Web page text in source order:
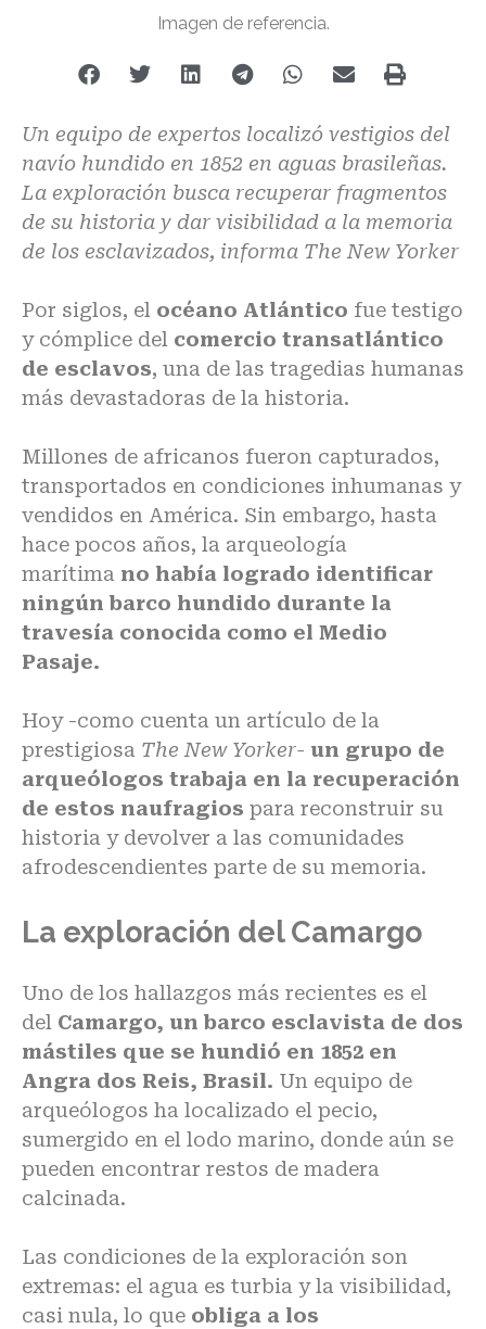
Imagen de referencia.
Un equipo de expertos localizó vestigios del
navío hundido en 1852 en aguas brasileñas.
La exploración busca recuperar fragmentos
de su historia y dar visibilidad a la memoria
de los esclavizados, informa The New Yorker
Por siglos, el océano Atlántico fue testigo
y cómplice del comercio transatlántico
de esclavos, una de las tragedias humanas
más devastadoras de la historia.
Millones de africanos fueron capturados,
transportados en condiciones inhumanas y
vendidos en América. Sin embargo, hasta
hace pocos años, la arqueología
marítima no había logrado identificar
ningún barco hundido durante la
travesía conocida como el Medio
Pasaje.
Hoy -como cuenta un artículo de la
prestigiosa The New Yorker- un grupo de
arqueólogos trabaja en la recuperación
de estos naufragios para reconstruir su
historia y devolver a las comunidades
afrodescendientes parte de su memoria.
La exploración del Camargo
Uno de los hallazgos más recientes es el
del Camargo, un barco esclavista de dos
mástiles que se hundió en 1852 en
Angra dos Reis, Brasil. Un equipo de
arqueólogos ha localizado el pecio,
sumergido en el lodo marino, donde aún se
pueden encontrar restos de madera
calcinada.
Las condiciones de la exploración son
extremas: el agua es turbia y la visibilidad,
casi nula, lo que obliga a los